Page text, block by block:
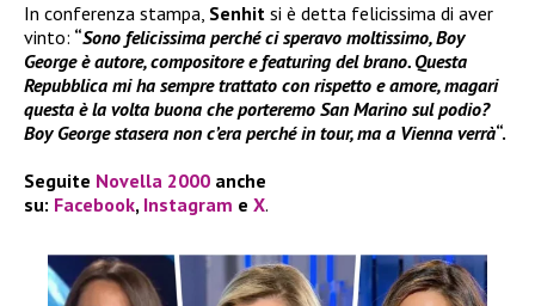
In conferenza stampa, Senhit si è detta felicissima di aver
vinto: “Sono felicissima perché ci speravo moltissimo, Boy
George è autore, compositore e featuring del brano. Questa
Repubblica mi ha sempre trattato con rispetto e amore, magari
questa è la volta buona che porteremo San Marino sul podio?
Boy George stasera non c’era perché in tour, ma a Vienna verrà“.
Seguite Novella 2000 anche
su: Facebook, Instagram e X.